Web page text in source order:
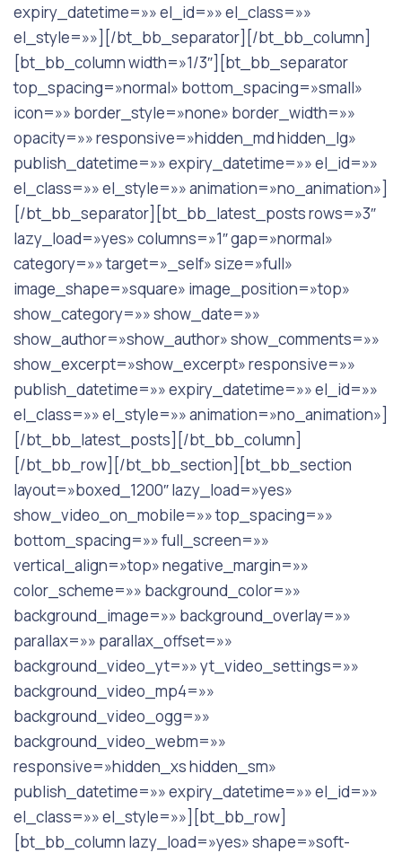
expiry_datetime=»» el_id=»» el_class=»»
el_style=»»][/bt_bb_separator][/bt_bb_column]
[bt_bb_column width=»1/3″][bt_bb_separator
top_spacing=»normal» bottom_spacing=»small»
icon=»» border_style=»none» border_width=»»
opacity=»» responsive=»hidden_md hidden_lg»
publish_datetime=»» expiry_datetime=»» el_id=»»
el_class=»» el_style=»» animation=»no_animation»]
[/bt_bb_separator][bt_bb_latest_posts rows=»3″
lazy_load=»yes» columns=»1″ gap=»normal»
category=»» target=»_self» size=»full»
image_shape=»square» image_position=»top»
show_category=»» show_date=»»
show_author=»show_author» show_comments=»»
show_excerpt=»show_excerpt» responsive=»»
publish_datetime=»» expiry_datetime=»» el_id=»»
el_class=»» el_style=»» animation=»no_animation»]
[/bt_bb_latest_posts][/bt_bb_column]
[/bt_bb_row][/bt_bb_section][bt_bb_section
layout=»boxed_1200″ lazy_load=»yes»
show_video_on_mobile=»» top_spacing=»»
bottom_spacing=»» full_screen=»»
vertical_align=»top» negative_margin=»»
color_scheme=»» background_color=»»
background_image=»» background_overlay=»»
parallax=»» parallax_offset=»»
background_video_yt=»» yt_video_settings=»»
background_video_mp4=»»
background_video_ogg=»»
background_video_webm=»»
responsive=»hidden_xs hidden_sm»
publish_datetime=»» expiry_datetime=»» el_id=»»
el_class=»» el_style=»»][bt_bb_row]
[bt_bb_column lazy_load=»yes» shape=»soft-